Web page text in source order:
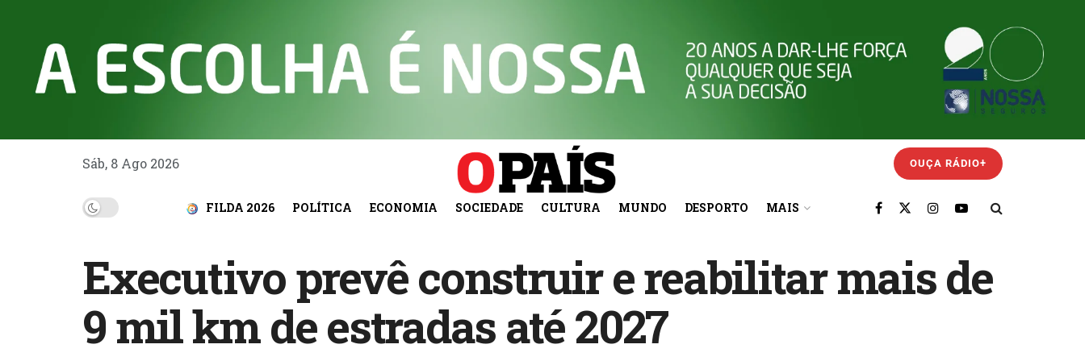
Sáb, 8 Ago 2026 OUÇA RÁDIO+
FILDA 2026 POLÍTICA ECONOMIA SOCIEDADE CULTURA MUNDO DESPORTO MAIS
Executivo prevê construir e reabilitar mais de
9 mil km de estradas até 2027